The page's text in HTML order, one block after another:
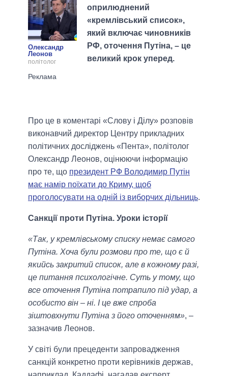
Олександр
Леонов
політолог
оприлюднений
«кремлівський список»,
який включає чиновників
РФ, оточення Путіна, – це
великий крок уперед.
Про це в коментарі «Слову і Ділу» розповів
виконавчий директор Центру прикладних
політичних досліджень «Пента», політолог
Олександр Леонов, оцінюючи інформацію
про те, що президент РФ Володимир Путін
має намір поїхати до Криму, щоб
проголосувати на одній із виборчих дільниць.
Санкції проти Путіна. Уроки історії
«Так, у кремлівському списку немає самого
Путіна. Хоча були розмови про те, що є й
якийсь закритий список, але в кожному разі,
це питання психологічне. Суть у тому, що
все оточення Путіна потрапило під удар, а
особисто він – ні. І це вже спроба
зіштовхнути Путіна з його оточенням», –
зазначив Леонов.
У світі були прецеденти запровадження
санкцій конкретно проти керівників держав,